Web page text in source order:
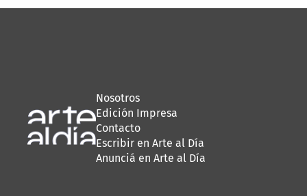
Nosotros
Edición Impresa
Contacto
Escribir en Arte al Día
Anunciá en Arte al Día